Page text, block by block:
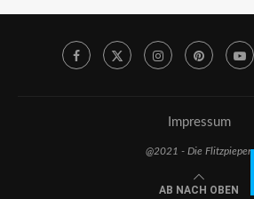
Impressum
@2021 - Die Flitzpiepen
AB NACH OBEN